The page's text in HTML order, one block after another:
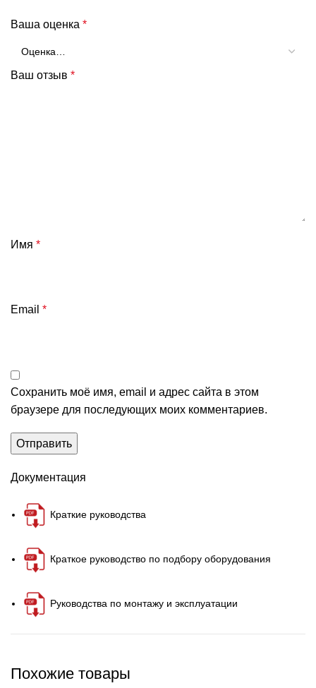
Ваша оценка *
Ваш отзыв *
Имя *
Email *
Сохранить моё имя, email и адрес сайта в этом
браузере для последующих моих комментариев.
Документация
Краткие руководства
Краткое руководство по подбору оборудования
Руководства по монтажу и эксплуатации
Похожие товары